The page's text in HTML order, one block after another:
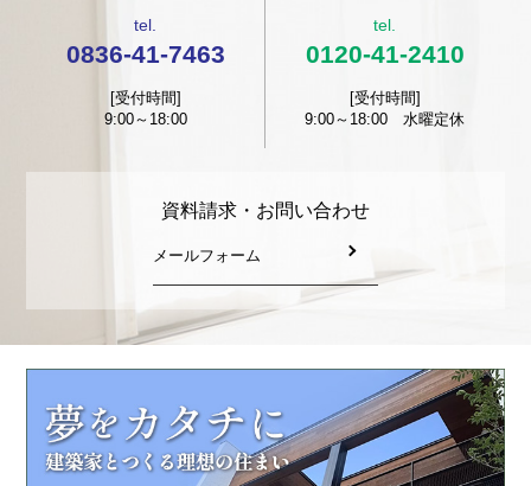
tel.
0836-41-7463
[受付時間]
9:00～18:00
tel.
0120-41-2410
[受付時間]
9:00～18:00 水曜定休
資料請求・お問い合わせ
メールフォーム